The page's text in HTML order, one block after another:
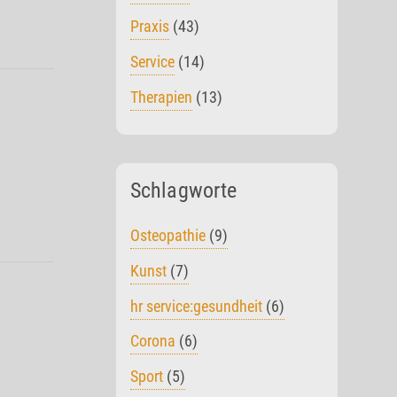
Praxis (43)
Service (14)
Therapien (13)
Schlagworte
Osteopathie (9)
Kunst (7)
hr service:gesundheit (6)
Corona (6)
Sport (5)